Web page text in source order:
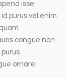
isse
purus vel enim
congue non.
ornare.